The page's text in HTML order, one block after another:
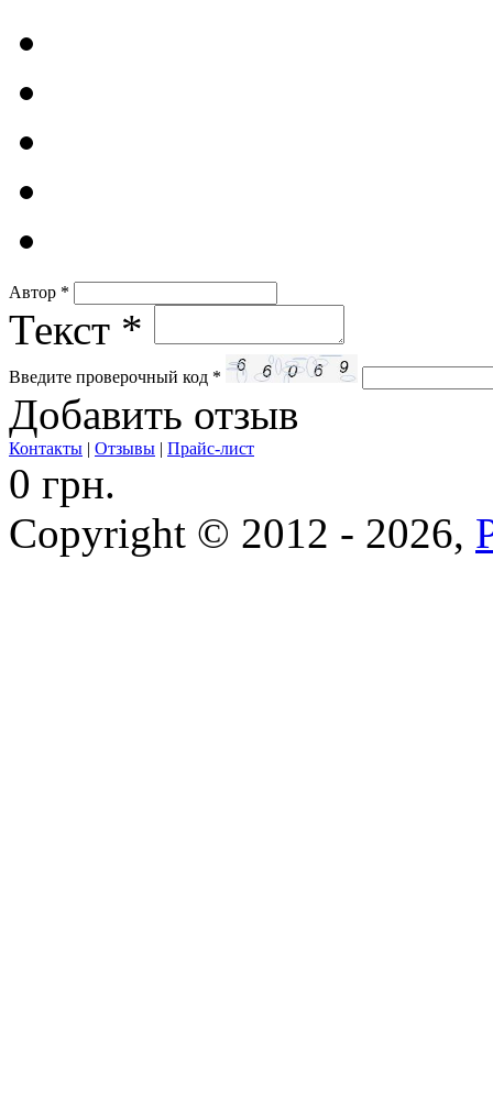
Автор *
Текст *
Введите проверочный код *
Добавить отзыв
Контакты | Отзывы | Прайс-лист
0 грн.
Copyright © 2012 - 2026,